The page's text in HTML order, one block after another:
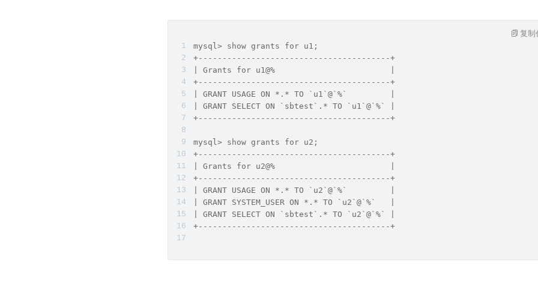
mysql> show grants for u1;
+----------------------------------------+
| Grants for u1@%                        |
+----------------------------------------+
| GRANT USAGE ON *.* TO `u1`@`%`         |
| GRANT SELECT ON `sbtest`.* TO `u1`@`%` |
+----------------------------------------+
mysql> show grants for u2;
+----------------------------------------+
| Grants for u2@%                        |
+----------------------------------------+
| GRANT USAGE ON *.* TO `u2`@`%`         |
| GRANT SYSTEM_USER ON *.* TO `u2`@`%`   |
| GRANT SELECT ON `sbtest`.* TO `u2`@`%` |
+----------------------------------------+
复制